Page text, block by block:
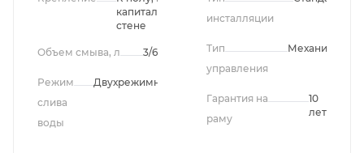
капитальной
стене
Объем смыва, л 3/6
Режим
слива
воды
Двухрежимный
инсталляции
Тип
управления
Механический
Гарантия на
раму
10
лет